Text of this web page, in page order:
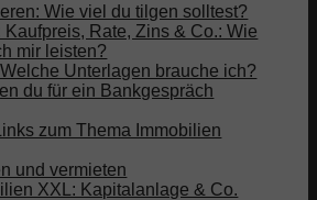
Wie viel du tilgen solltest?
Kaufpreis, Rate, Zins & Co.: Wie
mir leisten?
Unterlagen brauche ich?
du für ein Bankgespräch
zum Thema Immobilien
und vermieten
XXL: Kapitalanlage & Co.